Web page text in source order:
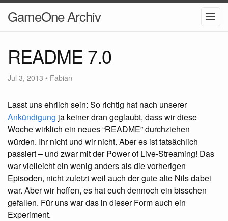
GameOne Archiv
README 7.0
Jul 3, 2013 • Fabian
Lasst uns ehrlich sein: So richtig hat nach unserer
Ankündigung ja keiner dran geglaubt, dass wir diese
Woche wirklich ein neues “README” durchziehen
würden. Ihr nicht und wir nicht. Aber es ist tatsächlich
passiert – und zwar mit der Power of Live-Streaming! Das
war vielleicht ein wenig anders als die vorherigen
Episoden, nicht zuletzt weil auch der gute alte Nils dabei
war. Aber wir hoffen, es hat euch dennoch ein bisschen
gefallen. Für uns war das in dieser Form auch ein
Experiment.